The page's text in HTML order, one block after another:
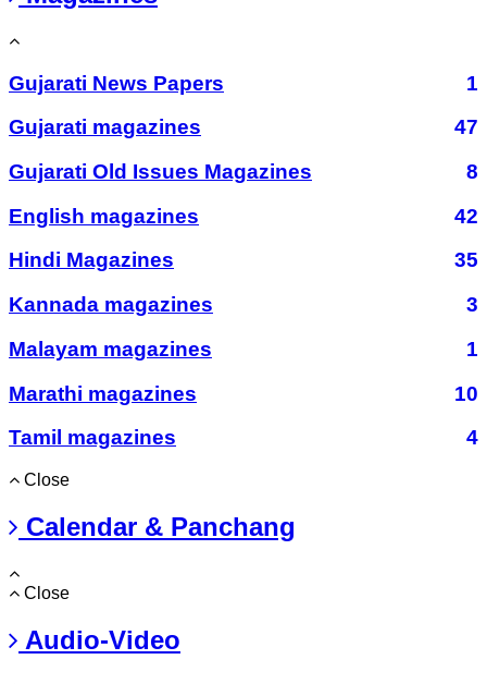
Gujarati News Papers
1
Gujarati magazines
47
Gujarati Old Issues Magazines
8
English magazines
42
Hindi Magazines
35
Kannada magazines
3
Malayam magazines
1
Marathi magazines
10
Tamil magazines
4
Close
Calendar & Panchang
Close
Audio-Video